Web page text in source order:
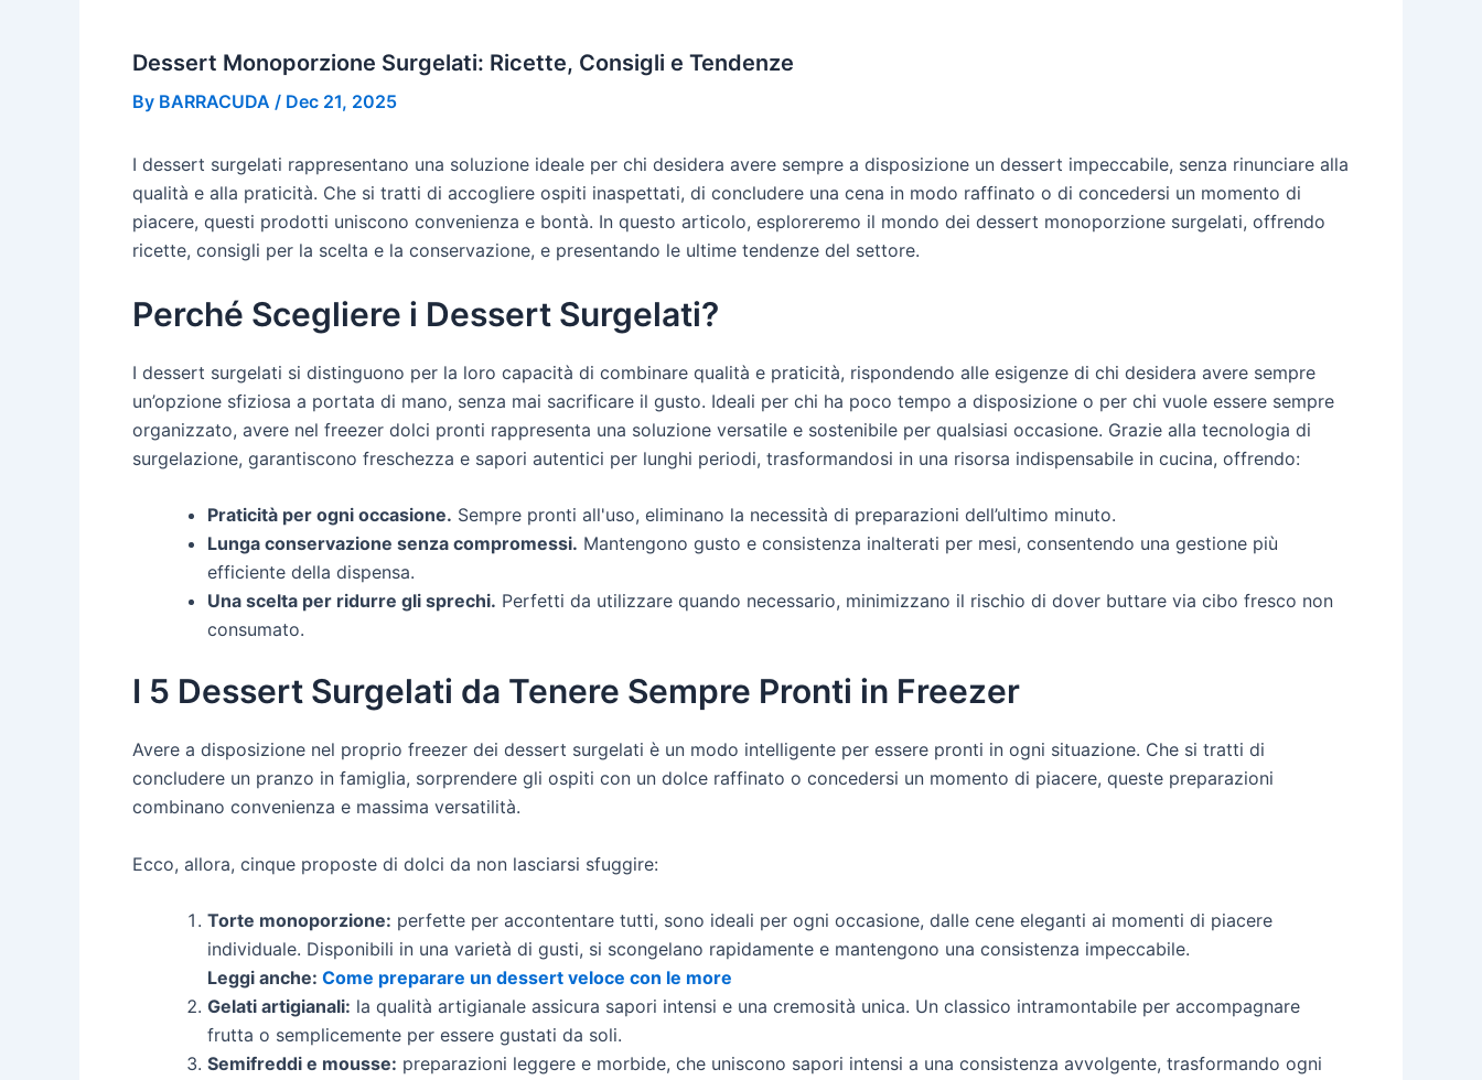
Dessert Monoporzione Surgelati: Ricette, Consigli e Tendenze
By BARRACUDA / Dec 21, 2025
I dessert surgelati rappresentano una soluzione ideale per chi desidera avere sempre a disposizione un dessert impeccabile, senza rinunciare alla
qualità e alla praticità. Che si tratti di accogliere ospiti inaspettati, di concludere una cena in modo raffinato o di concedersi un momento di
piacere, questi prodotti uniscono convenienza e bontà. In questo articolo, esploreremo il mondo dei dessert monoporzione surgelati, offrendo
ricette, consigli per la scelta e la conservazione, e presentando le ultime tendenze del settore.
Perché Scegliere i Dessert Surgelati?
I dessert surgelati si distinguono per la loro capacità di combinare qualità e praticità, rispondendo alle esigenze di chi desidera avere sempre
un’opzione sfiziosa a portata di mano, senza mai sacrificare il gusto. Ideali per chi ha poco tempo a disposizione o per chi vuole essere sempre
organizzato, avere nel freezer dolci pronti rappresenta una soluzione versatile e sostenibile per qualsiasi occasione. Grazie alla tecnologia di
surgelazione, garantiscono freschezza e sapori autentici per lunghi periodi, trasformandosi in una risorsa indispensabile in cucina, offrendo:
Praticità per ogni occasione. Sempre pronti all'uso, eliminano la necessità di preparazioni dell’ultimo minuto.
Lunga conservazione senza compromessi. Mantengono gusto e consistenza inalterati per mesi, consentendo una gestione più
efficiente della dispensa.
Una scelta per ridurre gli sprechi. Perfetti da utilizzare quando necessario, minimizzano il rischio di dover buttare via cibo fresco non
consumato.
I 5 Dessert Surgelati da Tenere Sempre Pronti in Freezer
Avere a disposizione nel proprio freezer dei dessert surgelati è un modo intelligente per essere pronti in ogni situazione. Che si tratti di
concludere un pranzo in famiglia, sorprendere gli ospiti con un dolce raffinato o concedersi un momento di piacere, queste preparazioni
combinano convenienza e massima versatilità.
Ecco, allora, cinque proposte di dolci da non lasciarsi sfuggire:
Torte monoporzione: perfette per accontentare tutti, sono ideali per ogni occasione, dalle cene eleganti ai momenti di piacere
individuale. Disponibili in una varietà di gusti, si scongelano rapidamente e mantengono una consistenza impeccabile.
Leggi anche: Come preparare un dessert veloce con le more
Gelati artigianali: la qualità artigianale assicura sapori intensi e una cremosità unica. Un classico intramontabile per accompagnare
frutta o semplicemente per essere gustati da soli.
Semifreddi e mousse: preparazioni leggere e morbide, che uniscono sapori intensi a una consistenza avvolgente, trasformando ogni